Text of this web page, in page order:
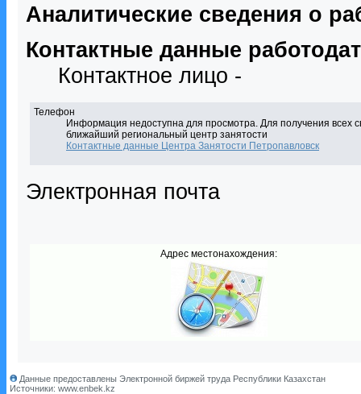
Аналитические сведения о
Контактные данные
Контактное лицо -
Телефон
Информация недоступна для просмотра. Для получения всех
ближайший региональный центр занятости
Контактные данные Центра Занятости Петропавловск
Электронная почта
Адрес местонахождения:
Данные предоставлены Электронной биржей труда Республики Казахстан
Источники: www.enbek.kz